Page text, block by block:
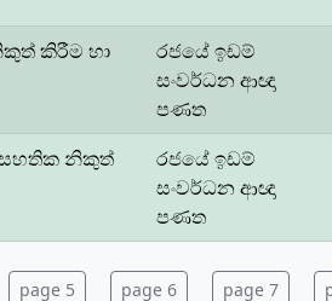
කිරීම හා
රජයේ ඉඩම්
සංවර්ධන ආඥා
පණත
සහතික නිකුත්
රජයේ ඉඩම්
සංවර්ධන ආඥා
පණත
page 5 page 6 page 7